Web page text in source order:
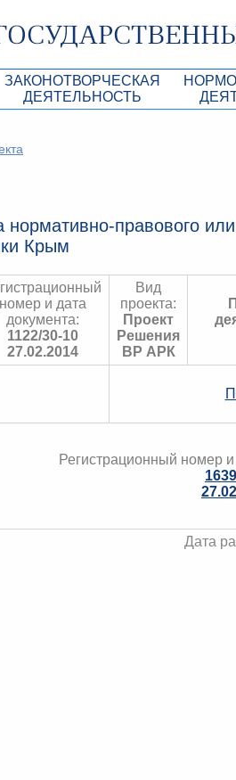
РК
ЗАКОНОТВОРЧЕСКАЯ
ДЕЯТЕЛЬНОСТЬ
Бюджет Республики Крым
Независимая антикоррупционная
Информация
Схема законодательного
Статистика законотворчества
РК
нормативно-правового
Крым
номер и дата
документа:
1122/30-10
27.02.2014
Вид
проекта:
Проект
Решения
ВР АРК
Регистрационный номер
Дата